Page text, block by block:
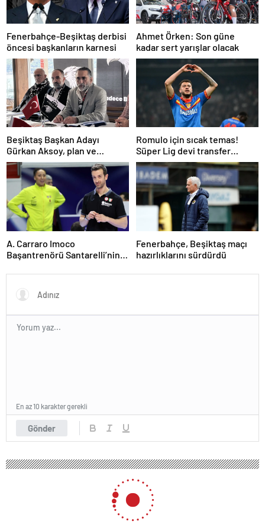
Fenerbahçe-Beşiktaş derbisi
öncesi başkanların karnesi
Ahmet Örken: Son güne
kadar sert yarışlar olacak
Beşiktaş Başkan Adayı
Gürkan Aksoy, plan ve
projelerini anlattı
Romulo için sıcak temas!
Süper Lig devi transfer
ateşini yaktı!
A. Carraro Imoco
Başantrenörü Santarelli’nin
VakıfBank
Fenerbahçe, Beşiktaş maçı
hazırlıklarını sürdürdü
Gönder
En az 10 karakter gerekli